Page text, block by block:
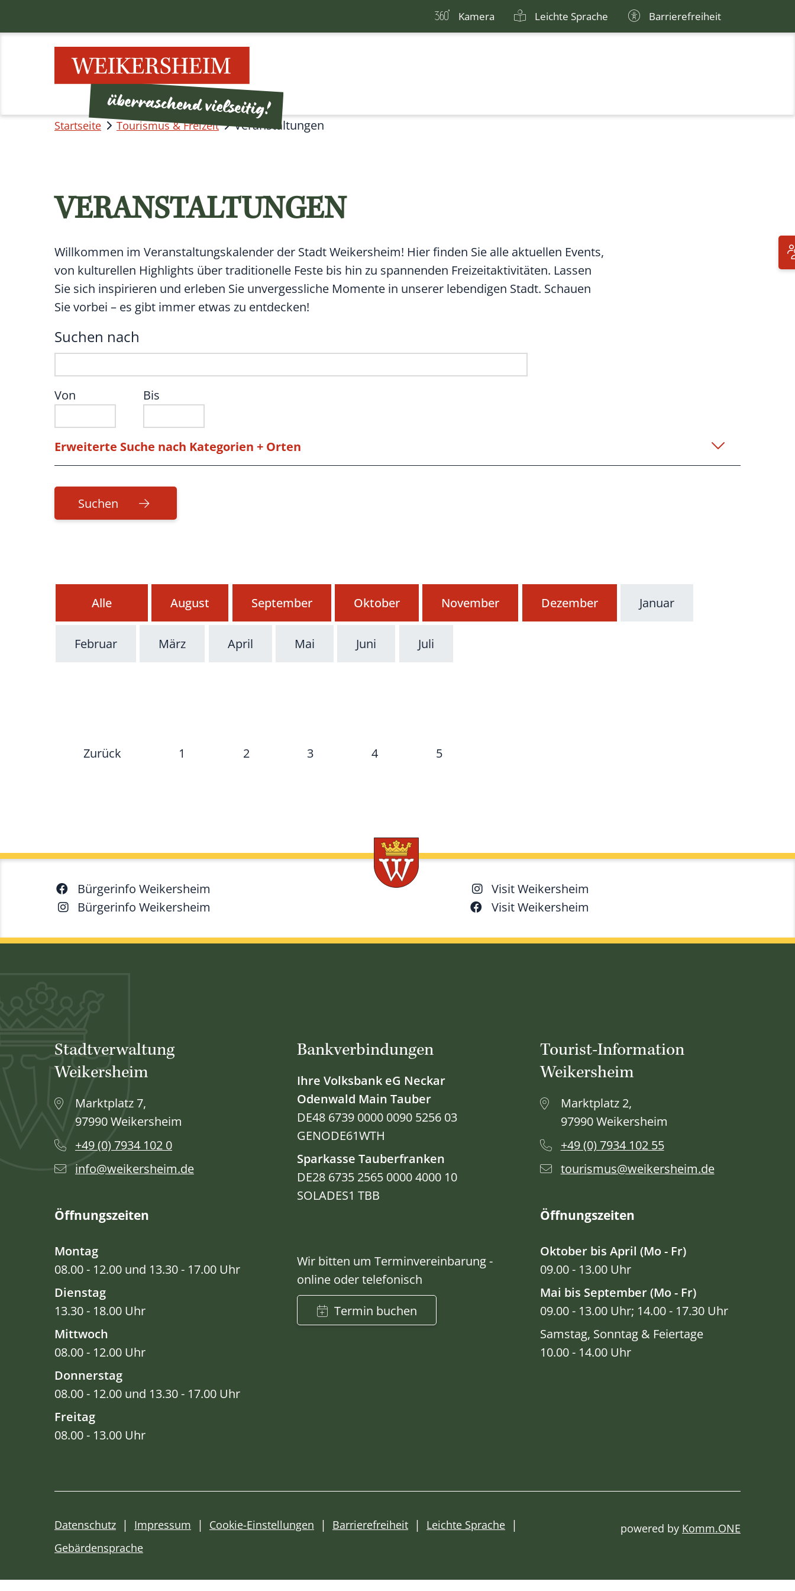
Kamera Leichte Sprache Barrierefreiheit
Startseite Tourismus & Freizeit Veranstaltungen
VERANSTALTUNGEN
Willkommen im Veranstaltungskalender der Stadt Weikersheim! Hier finden Sie alle aktuellen Events,
von kulturellen Highlights über traditionelle Feste bis hin zu spannenden Freizeitaktivitäten. Lassen
Sie sich inspirieren und erleben Sie unvergessliche Momente in unserer lebendigen Stadt. Schauen
Sie vorbei – es gibt immer etwas zu entdecken!
Suchen nach
Von Bis
Erweiterte Suche nach Kategorien + Orten
Alle August September Oktober November Dezember Januar
Februar März April Mai Juni Juli
Zurück 1 2 3 4 5
Bürgerinfo Weikersheim
Bürgerinfo Weikersheim
Visit Weikersheim
Visit Weikersheim
Stadtverwaltung
Weikersheim
Marktplatz 7,
97990 Weikersheim
+49 (0) 7934 102 0
info@weikersheim.de
Öffnungszeiten
Montag
08.00 - 12.00 und 13.30 - 17.00 Uhr
Dienstag
13.30 - 18.00 Uhr
Mittwoch
08.00 - 12.00 Uhr
Donnerstag
08.00 - 12.00 und 13.30 - 17.00 Uhr
Freitag
08.00 - 13.00 Uhr
Bankverbindungen
Ihre Volksbank eG Neckar
Odenwald Main Tauber
DE48 6739 0000 0090 5256 03
GENODE61WTH
Sparkasse Tauberfranken
DE28 6735 2565 0000 4000 10
SOLADES1 TBB
Wir bitten um Terminvereinbarung -
online oder telefonisch
Termin buchen
Tourist-Information
Weikersheim
Marktplatz 2,
97990 Weikersheim
+49 (0) 7934 102 55
tourismus@weikersheim.de
Öffnungszeiten
Oktober bis April (Mo - Fr)
09.00 - 13.00 Uhr
Mai bis September (Mo - Fr)
09.00 - 13.00 Uhr; 14.00 - 17.30 Uhr
Samstag, Sonntag & Feiertage
10.00 - 14.00 Uhr
Datenschutz Impressum Cookie-Einstellungen Barrierefreiheit
Leichte Sprache
Gebärdensprache
powered by Komm.ONE